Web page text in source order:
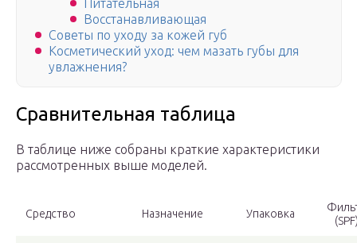
Питательная
Восстанавливающая
Советы по уходу за кожей губ
Косметический уход: чем мазать губы для
увлажнения?
Сравнительная таблица
В таблице ниже собраны краткие характеристики
рассмотренных выше моделей.
Средство Назначение Упаковка